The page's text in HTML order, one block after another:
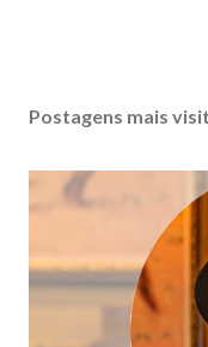
Postagens mais